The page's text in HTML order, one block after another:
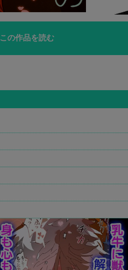
この作品を読む